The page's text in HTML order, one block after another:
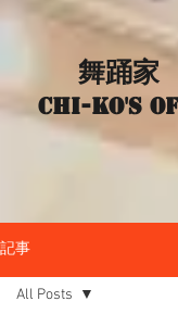
舞踊
Chi-ko's
記事
All Posts